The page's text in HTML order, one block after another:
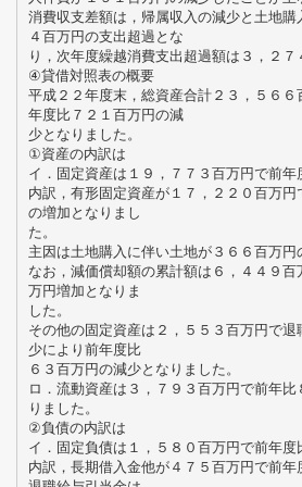
消費収支差額は，帰属収入の減少と土地購
４百万円の支出超過とな
り，次年度繰越消費支出超過額は３，２７
④貸借対照表の概要
平成２２年度末，総資産合計２３，５６６
年度比７２１百万円の減
少となりました。
①資産の内訳は
イ．固定資産は１９，７７３百万円で前
内訳，有形固定資産が１７，２２０百万
の増加となりまし
た。
主因は土地購入に伴い土地が３６６百万円
なお，減価償却額の累計額は６，４４９
万円増加となりま
した。
その他の固定資産は２，５５３百万円で
少により前年度比
６３百万円の減少となりました。
ロ．流動資産は３，７９３百万円で前年
りました。
②負債の内訳は
イ．固定負債は１，５８０百万円で前年度
内訳，長期借入金他が４７５百万円で前年